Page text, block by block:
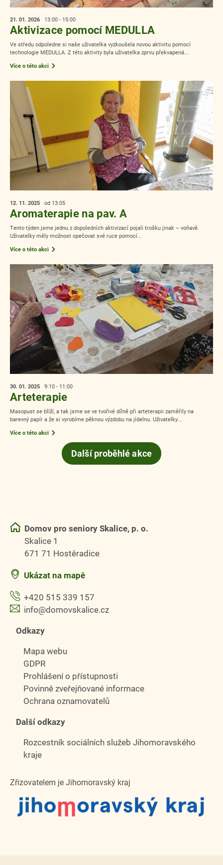
21. 01. 2026 13:00 - 15:00
Aktivizace pomocí MEDULLA
Ve středu odpoledne si naše uživatelka vyzkoušela novou aktivitu pomocí
technologie MEDULLA. Z této aktivity byla uživatelka zprvu překvapená...
Více o této akci
12. 11. 2025 od 13:05
Aromaterapie na pav. A
Tento týden jsme jednu z dopoledních aktivizací pojali trošku jinak – voňavě.
Uživatelky měly možnost opečovat své ruce pomocí...
Více o této akci
30. 01. 2025 9:10 - 11:00
Arteterapie
Masopust se blíží, a tak jsme se ve tvořivé dílně při arteterapii zaměřily na
barevný papír a že si vyrobíme pěknou výzdobu na jídelnu. Uživatelky...
Více o této akci
Další proběhlé akce
Domov pro seniory Skalice, p. o.
Skalice 1
671 71 Hostěradice
Ukázat na mapě
+420 515 339 157
info@domovskalice.cz
Odkazy
Mapa webu
GDPR
Prohlášení o přístupnosti
Povinně zveřejňované informace
Ochrana oznamovatelů
Další odkazy
Rozcestník sociálních služeb Jihomoravského
kraje
Zřizovatelem je Jihomoravský kraj